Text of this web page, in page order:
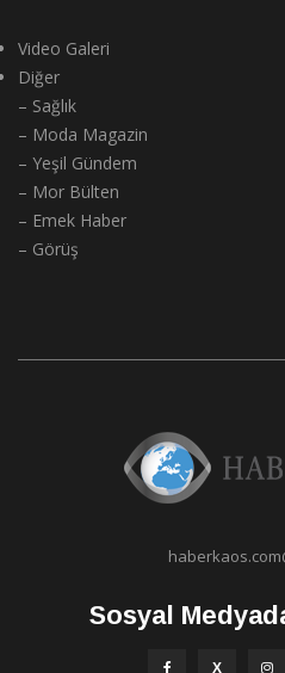
Video Galeri
Diğer
– Sağlık
– Moda Magazin
– Yeşil Gündem
– Mor Bülten
– Emek Haber
– Görüş
Sosyal